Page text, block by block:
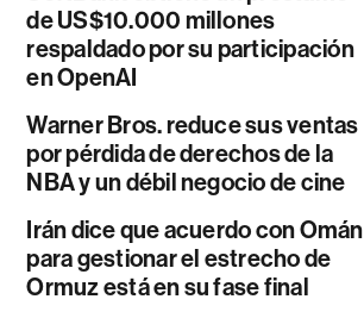
de US$10.000 millones
respaldado por su participación
en OpenAI
Warner Bros. reduce sus ventas
por pérdida de derechos de la
NBA y un débil negocio de cine
Irán dice que acuerdo con Omán
para gestionar el estrecho de
Ormuz está en su fase final